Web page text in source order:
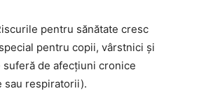
pentru sănătate cresc
pentru copii, vârstnici și
suferă de afecțiuni cronice
sau respiratorii).